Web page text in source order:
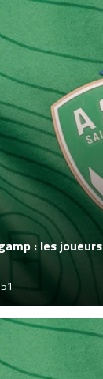
: les joueurs